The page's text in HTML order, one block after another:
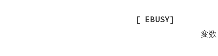
[ EBUSY]
変数